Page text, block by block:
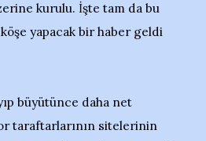
kurulu. İşte tam da bu
yapacak bir haber geldi
büyütünce daha net
taraftarlarının sitelerinin